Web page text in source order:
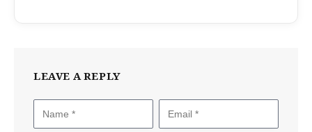
LEAVE A REPLY